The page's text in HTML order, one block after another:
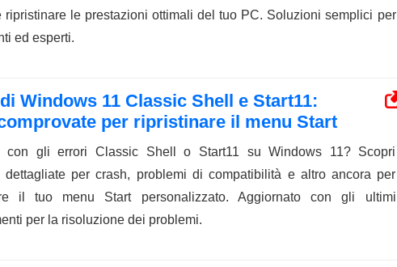
ripristinare le prestazioni ottimali del tuo PC. Soluzioni semplici per
ed esperti.
Windows 11 Classic Shell e Start11:
per ripristinare il menu Start
con gli errori Classic Shell o Start11 su Windows 11? Scopri
dettagliate per crash, problemi di compatibilità e altro ancora per
il tuo menu Start personalizzato. Aggiornato con gli ultimi
per la risoluzione dei problemi.